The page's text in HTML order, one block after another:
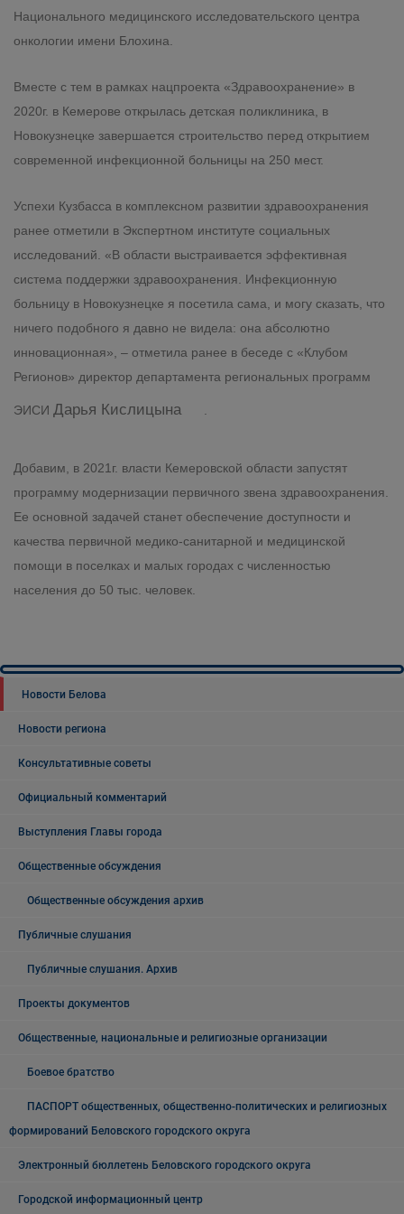
Национального медицинского исследовательского центра
онкологии имени Блохина.
Вместе с тем в рамках нацпроекта «Здравоохранение» в
2020г. в Кемерове открылась детская поликлиника, в
Новокузнецке завершается строительство перед открытием
современной инфекционной больницы на 250 мест.
Успехи Кузбасса в комплексном развитии здравоохранения
ранее отметили в Экспертном институте социальных
исследований. «В области выстраивается эффективная
система поддержки здравоохранения. Инфекционную
больницу в Новокузнецке я посетила сама, и могу сказать, что
ничего подобного я давно не видела: она абсолютно
инновационная», – отметила ранее в беседе с «Клубом
Регионов» директор департамента региональных программ
ЭИСИ Дарья Кислицына
Добавим, в 2021г. власти Кемеровской области запустят
программу модернизации первичного звена здравоохранения.
Ее основной задачей станет обеспечение доступности и
качества первичной медико-санитарной и медицинской
помощи в поселках и малых городах с численностью
населения до 50 тыс. человек.
Новости Белова
Новости региона
Консультативные советы
Официальный комментарий
Выступления Главы города
Общественные обсуждения
Общественные обсуждения архив
Публичные слушания
Публичные слушания. Архив
Проекты документов
Общественные, национальные и религиозные организации
Боевое братство
ПАСПОРТ общественных, общественно-политических и религиозных
формирований Беловского городского округа
Электронный бюллетень Беловского городского округа
Городской информационный центр